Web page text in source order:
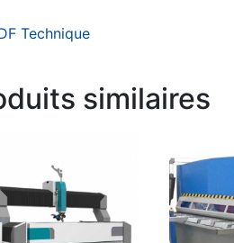
Technique
similaires